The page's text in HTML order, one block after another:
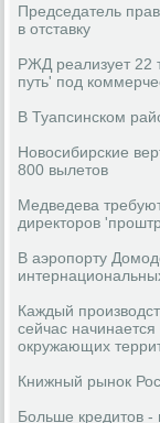
Председатель
в отставку
РЖД реализует 22
путь' под
В Туапсинском
Новосибирские
800 вылетов
Медведева
директоров
В аэропорту
Каждый
сейчас
окружающих
Книжный рынок
Больше кредитов